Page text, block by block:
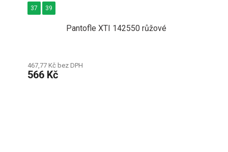
Pantofle XTI 142550 růžové
467,77 Kč bez DPH
566 Kč
37 39